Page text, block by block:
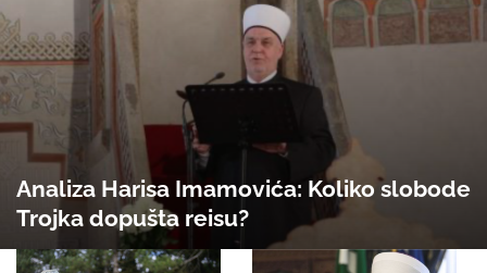
Analiza Harisa Imamovića: Koliko slobode
Trojka dopušta reisu?